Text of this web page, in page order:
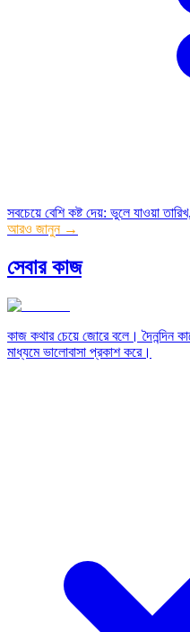
সবচেয়ে বেশি কষ্ট দেয়: ভুলে যাওয়া
আরও জানুন →
সেবার কাজ
কাজ কথার চেয়ে জোরে বলে। দৈনন্দিন
মাধ্যমে ভালোবাসা প্রকাশ করে।